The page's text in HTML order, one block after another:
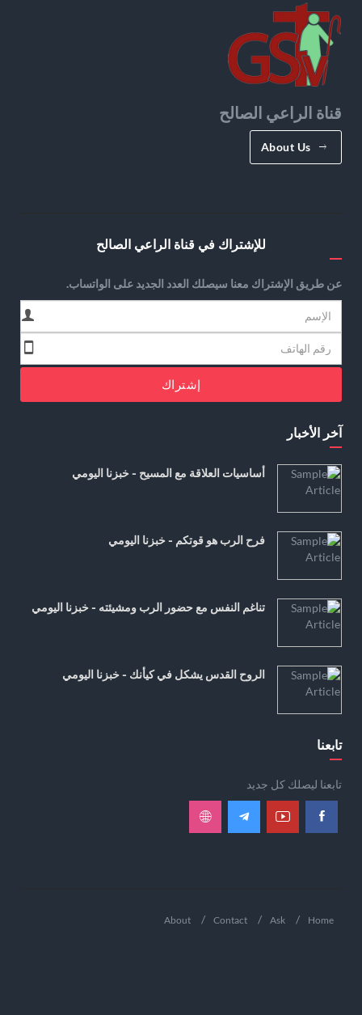
قناة الراعي الصالح
About Us
للإشتراك في قناة الراعي الصالح
عن طريق الإشتراك معنا سيصلك العدد الجديد على الواتساب.
إشتراك
آخر الأخبار
أساسيات العلاقة مع المسيح - خبزنا اليومي
فرح الرب هو قوتكم - خبزنا اليومي
تناغم النفس مع حضور الرب ومشيئته - خبزنا اليومي
الروح القدس يشكل في كيأنك - خبزنا اليومي
تابعنا
تابعنا ليصلك كل جديد
Home
Ask
Contact
About